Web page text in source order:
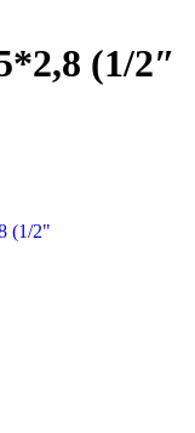
(1/2″